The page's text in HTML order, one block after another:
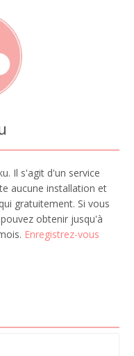
Il s'agit d'un service
aucune installation et
gratuitement. Si vous
obtenir jusqu'à
Enregistrez-vous